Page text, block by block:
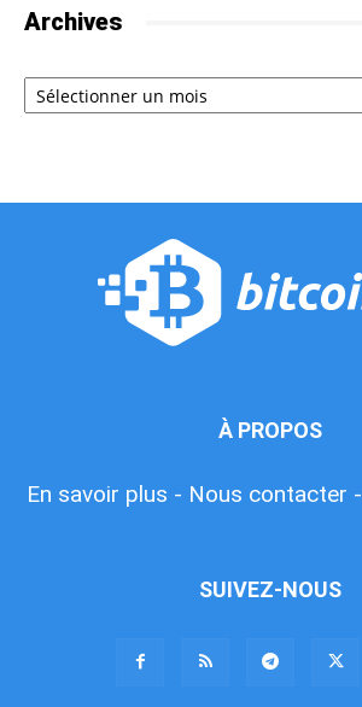
Archives
Archives
À PROPOS
En savoir plus - Nous contacter -
SUIVEZ-NOUS